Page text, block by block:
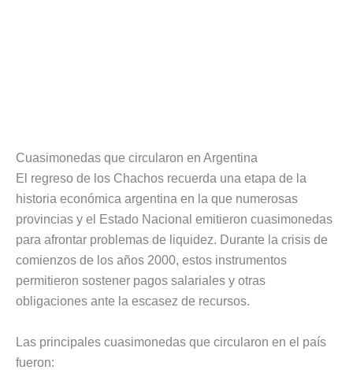
Cuasimonedas que circularon en Argentina
El regreso de los Chachos recuerda una etapa de la
historia económica argentina en la que numerosas
provincias y el Estado Nacional emitieron cuasimonedas
para afrontar problemas de liquidez. Durante la crisis de
comienzos de los años 2000, estos instrumentos
permitieron sostener pagos salariales y otras
obligaciones ante la escasez de recursos.
Las principales cuasimonedas que circularon en el país
fueron: